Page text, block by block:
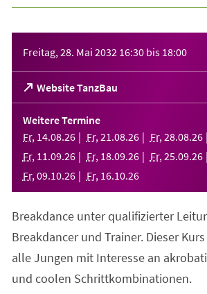
Freitag, 28. Mai 2032 16:30 bis 18:00
Website TanzBau
(Öffnet
in
einem
neuen
Tab)
Weitere Termine
Fr, 14.08.26 Fr, 21 .08.26 Fr, 28.08.26
Fr, 11 .09.26 Fr, 18.09.26 Fr, 25.09.26
Fr, 09.10.26 Fr, 16.10.26
Breakdance unter qualifizierter
Breakdancer und Trainer. Dieser
alle Jungen mit Interesse an
und coolen Schrittkombinationen.